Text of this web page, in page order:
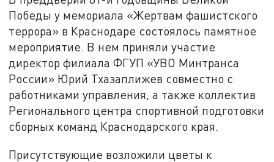
Победы у мемориала «Жертвам фашистского
террора» в Краснодаре состоялось памятное
мероприятие. В нем приняли участие
директор филиала ФГУП «УВО Минтранса
России» Юрий Тхазаплижев совместно с
работниками управления, а также коллектив
Регионального центра спортивной подготовки
сборных команд Краснодарского края.
Присутствующие возложили цветы к